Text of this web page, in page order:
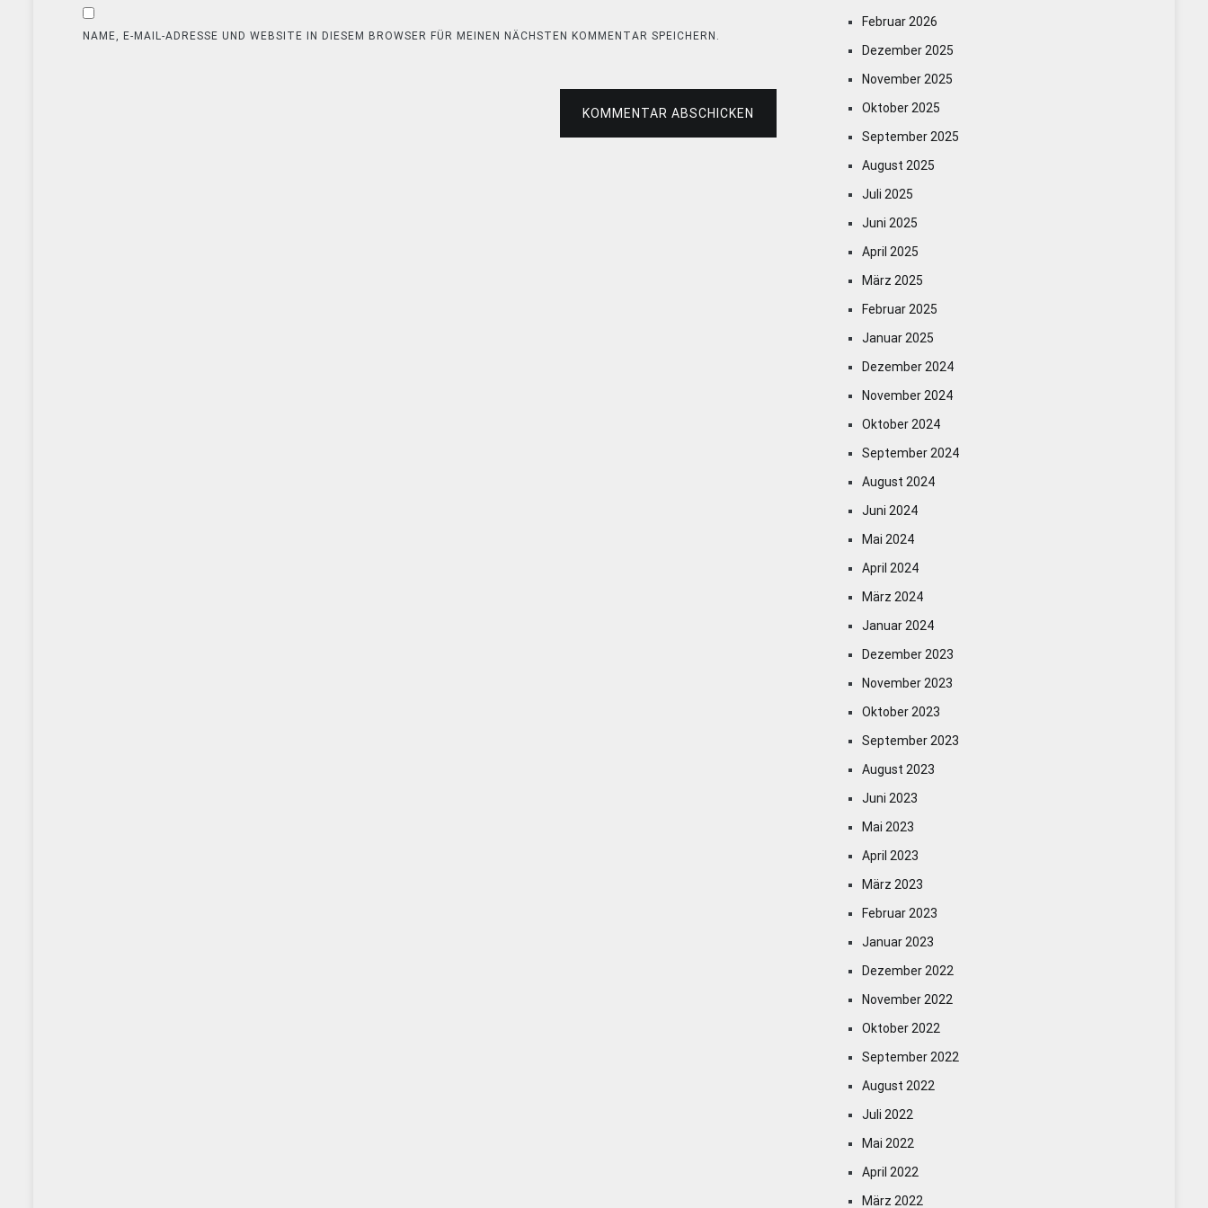
NAME, E-MAIL-ADRESSE UND WEBSITE IN DIESEM BROWSER FÜR MEINEN NÄCHSTEN KOMMENTAR SPEICHERN.
KOMMENTAR ABSCHICKEN
Februar 2026
Dezember 2025
November 2025
Oktober 2025
September 2025
August 2025
Juli 2025
Juni 2025
April 2025
März 2025
Februar 2025
Januar 2025
Dezember 2024
November 2024
Oktober 2024
September 2024
August 2024
Juni 2024
Mai 2024
April 2024
März 2024
Januar 2024
Dezember 2023
November 2023
Oktober 2023
September 2023
August 2023
Juni 2023
Mai 2023
April 2023
März 2023
Februar 2023
Januar 2023
Dezember 2022
November 2022
Oktober 2022
September 2022
August 2022
Juli 2022
Mai 2022
April 2022
März 2022